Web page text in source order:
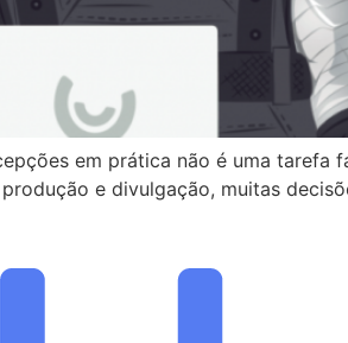
em prática não é uma tarefa
e divulgação, muitas